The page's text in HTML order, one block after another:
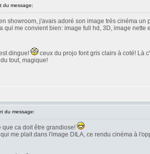
du message:
showroom, j'avais adoré son image très cinéma
qui me convient bien: image full hd, 3D, image
dingue!
ceux du projo font gris clairs à coté! Là
tout, magique!
du message:
que ca doit être grandiose!
me plait dans l'image DILA, ce rendu cinéma à